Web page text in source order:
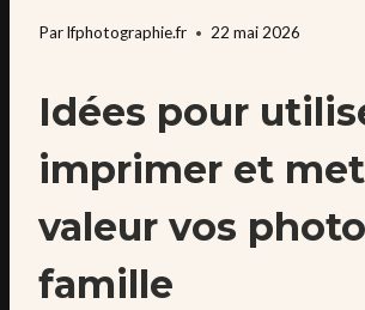
Parlfphotographie.fr 22 mai 2026
Idées pour
imprimer et
valeur vos
famille